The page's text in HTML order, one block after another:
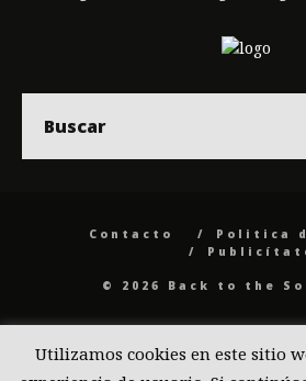
Contacto
Politica
© 2026 Back to the
Utilizamos cookies en este sitio